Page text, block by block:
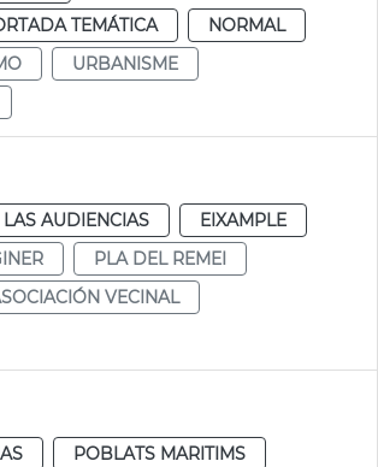
TEMÁTICA
NORMAL
URBANISME
AUDIENCIAS
EIXAMPLE
PLA DEL REMEI
VECINAL
POBLATS MARITIMS